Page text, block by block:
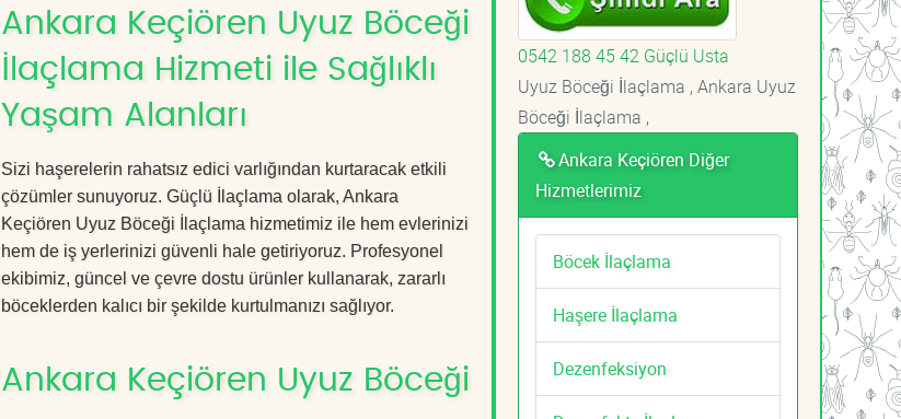
Ankara Keçiören Uyuz Böceği
İlaçlama Hizmeti ile Sağlıklı
Yaşam Alanları
Sizi haşerelerin rahatsız edici varlığından kurtaracak etkili
çözümler sunuyoruz. Güçlü İlaçlama olarak, Ankara
Keçiören Uyuz Böceği İlaçlama hizmetimiz ile hem evlerinizi
hem de iş yerlerinizi güvenli hale getiriyoruz. Profesyonel
ekibimiz, güncel ve çevre dostu ürünler kullanarak, zararlı
böceklerden kalıcı bir şekilde kurtulmanızı sağlıyor.
Ankara Keçiören Uyuz Böceği
0542 188 45 42 Güçlü Usta
Uyuz Böceği İlaçlama , Ankara Uyuz
Böceği İlaçlama ,
Ankara Keçiören Diğer
Hizmetlerimiz
Böcek İlaçlama
Haşere İlaçlama
Dezenfeksiyon